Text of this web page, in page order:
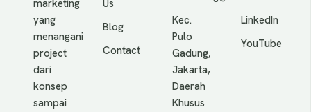
marketing
yang
menangani
project
dari
konsep
sampai
Us
Blog
Contact
Kec.
Pulo
Gadung,
Jakarta,
Daerah
Khusus
LinkedIn
YouTube